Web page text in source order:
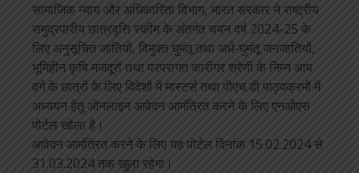
सामाजिक न्याय और अधिकारिता विभाग, भारत सरकार ने राष्ट्रीय
समुद्रपारीय छात्रवृत्ति स्कीम के अंतर्गत चयन वर्ष 2024-25 के
लिए अनुसूचित जातियों, विमुक्त घुमंतू तथा अर्ध-घुमंतू जनजातियों,
भूमिहीन कृषि मजदूरों तथा परंपरागत कारीगर श्रेणी के निम्न आय
वर्ग के छात्रों के लिए विदेशों में मास्टर्स तथा पीएच.डी पाठ्यक्रमों में
अध्ययन हेतु ऑनलाइन आवेदन आमंत्रित करने के लिए एनओएस
पोर्टल खोला है।
आवेदन आमंत्रित करने के लिए यह पोर्टल दिनांक 15.02.2024 से
31.03.2024 तक खुला रहेगा।